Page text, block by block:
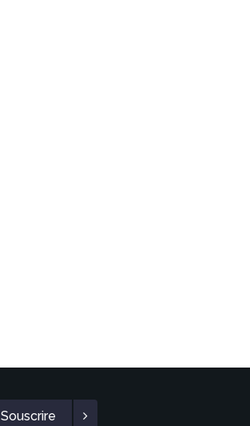
Souscrire